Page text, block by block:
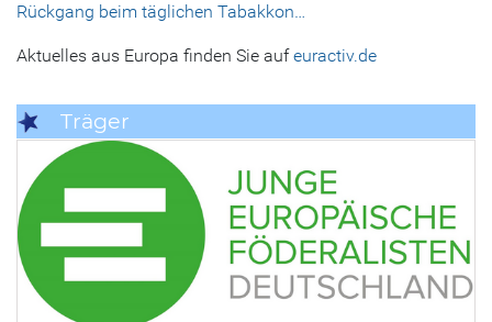
Rückgang beim täglichen Tabakkon…
Aktuelles aus Europa finden Sie aufeuractiv.de
Träger